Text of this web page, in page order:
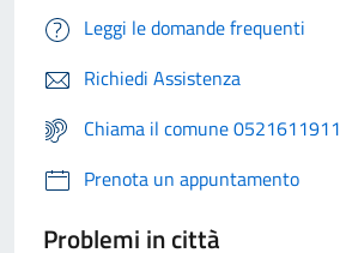
Leggi le domande frequenti
Richiedi Assistenza
Chiama il comune 0521611911
Prenota un appuntamento
Problemi in città